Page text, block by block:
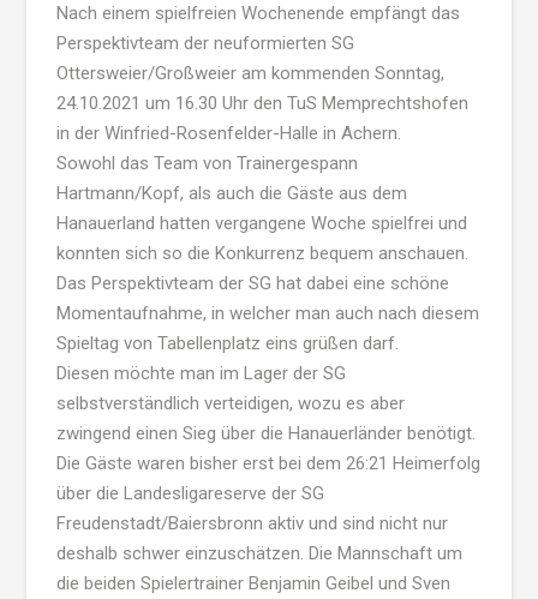
Nach einem spielfreien Wochenende empfängt das
Perspektivteam der neuformierten SG
Ottersweier/Großweier am kommenden Sonntag,
24.10.2021 um 16.30 Uhr den TuS Memprechtshofen
in der Winfried-Rosenfelder-Halle in Achern.
Sowohl das Team von Trainergespann
Hartmann/Kopf, als auch die Gäste aus dem
Hanauerland hatten vergangene Woche spielfrei und
konnten sich so die Konkurrenz bequem anschauen.
Das Perspektivteam der SG hat dabei eine schöne
Momentaufnahme, in welcher man auch nach diesem
Spieltag von Tabellenplatz eins grüßen darf.
Diesen möchte man im Lager der SG
selbstverständlich verteidigen, wozu es aber
zwingend einen Sieg über die Hanauerländer benötigt.
Die Gäste waren bisher erst bei dem 26:21 Heimerfolg
über die Landesligareserve der SG
Freudenstadt/Baiersbronn aktiv und sind nicht nur
deshalb schwer einzuschätzen. Die Mannschaft um
die beiden Spielertrainer Benjamin Geibel und Sven